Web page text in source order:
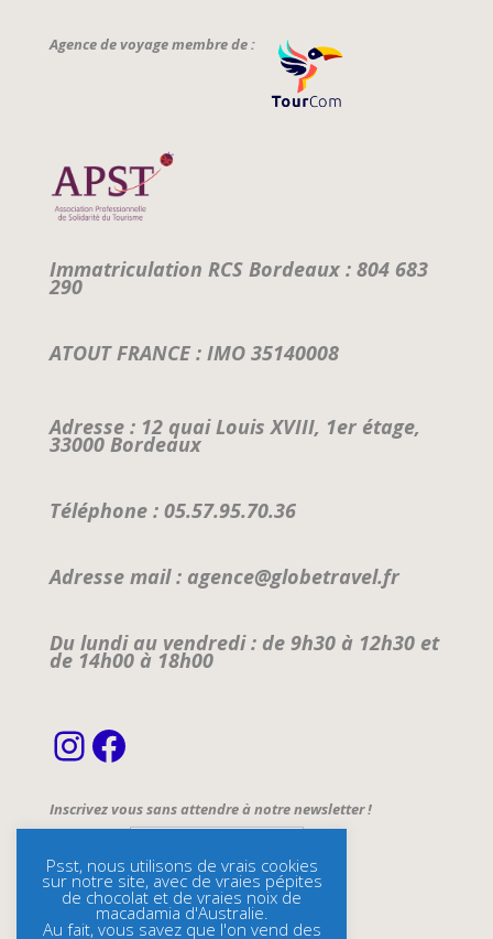
Agence de voyage membre de :
Immatriculation RCS Bordeaux : 804 683
290
ATOUT FRANCE : IMO 35140008
Adresse : 12 quai Louis XVIII, 1er étage,
33000 Bordeaux
Téléphone : 05.57.95.70.36
Adresse mail : agence@globetravel.fr
Du lundi au vendredi : de 9h30 à 12h30 et
de 14h00 à 18h00
Instagram
Facebook
Inscrivez vous sans attendre à notre newsletter !
Name
Psst, nous utilisons de vrais cookies
sur notre site, avec de vraies pépites
de chocolat et de vraies noix de
macadamia d'Australie.
Au fait, vous savez que l'on vend des